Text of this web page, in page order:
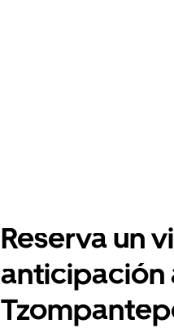
Reserva un
anticipación